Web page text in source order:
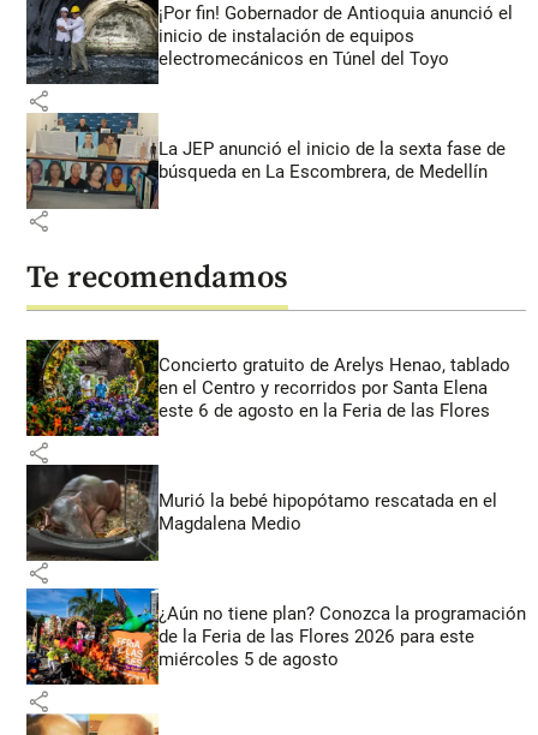
¡Por fin! Gobernador de Antioquia anunció el
inicio de instalación de equipos
electromecánicos en Túnel del Toyo
share
La JEP anunció el inicio de la sexta fase de
búsqueda en La Escombrera, de Medellín
share
Te recomendamos
Concierto gratuito de Arelys Henao, tablado
en el Centro y recorridos por Santa Elena
este 6 de agosto en la Feria de las Flores
share
Murió la bebé hipopótamo rescatada en el
Magdalena Medio
share
¿Aún no tiene plan? Conozca la programación
de la Feria de las Flores 2026 para este
miércoles 5 de agosto
share